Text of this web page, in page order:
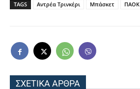
TAGS Αντρέα Τρινκέρι Μπάσκετ ΠΑΟΚ
ΣΧΕΤΙΚΑ ΑΡΘΡΑ